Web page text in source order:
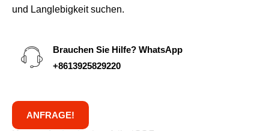
und Langlebigkeit suchen.
Brauchen Sie Hilfe? WhatsApp
+8613925829220
ANFRAGE!